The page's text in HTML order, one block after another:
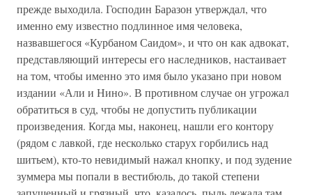
прежде выходила. Господин Баразон утверждал, что
именно ему известно подлинное имя человека,
назвавшегося «Курбаном Саидом», и что он как адвокат,
представляющий интересы его наследников, настаивает
на том, чтобы именно это имя было указано при новом
издании «Али и Нино». В противном случае он угрожал
обратиться в суд, чтобы не допустить публикации
произведения. Когда мы, наконец, нашли его контору
(рядом с лавкой, где несколько старух горбились над
шитьем), кто-то невидимый нажал кнопку, и под зудение
зуммера мы попали в вестибюль, до такой степени